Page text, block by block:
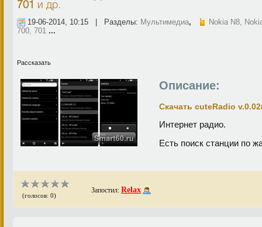
701
и др.
19-06-2014, 10:15 | Разделы: Мультимедиа,
Nokia N8,
700, 701 ...
Рассказать
Описание:
Скачать cuteRadio
Интернет радио.
Есть поиск станции по
(голосов: 0)
Запостил: Relax